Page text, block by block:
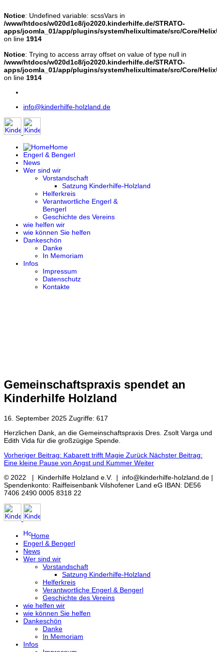
Notice: Undefined variable: scssVars in
/www/htdocs/w020d1c8/jo2020.kinderhilfe.de/STRATO-
apps/joomla_01/app/plugins/system/helixultimate/src/Core/
on line 1914
Notice: Trying to access array offset on value of type null in
/www/htdocs/w020d1c8/jo2020.kinderhilfe.de/STRATO-
apps/joomla_01/app/plugins/system/helixultimate/src/Core/
on line 1914
info@kinderhilfe-holzland.de
Home
Engerl & Bengerl
News
Wer sind wir
Vorstandschaft
Satzung Kinderhilfe-Holzland
Helferkreis
Verantwortliche Engerl &
Bengerl
Geschichte des Vereins
wie helfen wir
wie können Sie helfen
Dankeschön
Danke
In Memoriam
Infos
Impressum
Datenschutz
Kontakte
Gemeinschaftspraxis spendet an
Kinderhilfe Holzland
16. September 2025 Zugriffe: 617
Herzlichen Dank, an die Gemeinschaftspraxis Dres. Zsolt Varga und
Edith Vida für die großzügige Spende.
Vorheriger Beitrag: Kabarett trifft Magie Zurück Nächster Beitrag:
Eine kleine Pause von Angst und Kummer Weiter
© 2022 | Kinderhilfe Holzland e.V. | info@kinderhilfe-holzland.de |
Spendenkonto: Raiffeisenbank Vilshofener Land eG IBAN: DE56
7406 2490 0005 8318 22
Home
Engerl & Bengerl
News
Wer sind wir
Vorstandschaft
Satzung Kinderhilfe-Holzland
Helferkreis
Verantwortliche Engerl & Bengerl
Geschichte des Vereins
wie helfen wir
wie können Sie helfen
Dankeschön
Danke
In Memoriam
Infos